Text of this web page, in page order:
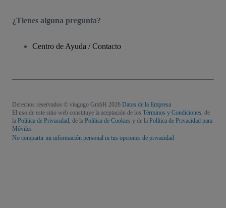
¿Tienes alguna pregunta?
Centro de Ayuda / Contacto
Derechos reservados © viagogo GmbH 2026 Datos de la Empresa
El uso de este sitio web constituye la aceptación de los Términos y Condiciones, de
la Política de Privacidad, de la Política de Cookies y de la Política de Privacidad para
Móviles
No compartir mi información personal ni tus opciones de privacidad